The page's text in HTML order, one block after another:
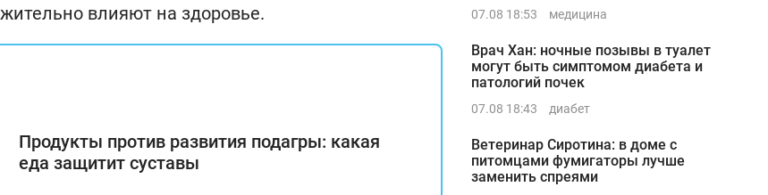
влияют на здоровье.
Продукты против развития подагры: какая
еда защитит суставы
07.08 18:53 медицина
Врач Хан: ночные позывы в туалет
могут быть симптомом диабета и
патологий почек
07.08 18:43 диабет
Ветеринар Сиротина: в доме с
питомцами фумигаторы лучше
заменить спреями